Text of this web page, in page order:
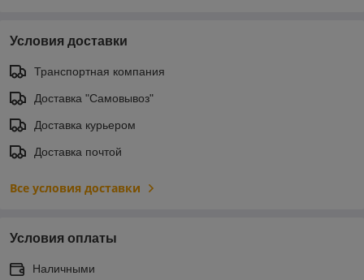
Условия доставки
Транспортная компания
Доставка "Самовывоз"
Доставка курьером
Доставка почтой
Все условия доставки
Условия оплаты
Наличными